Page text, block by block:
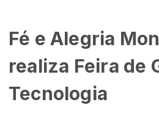
Fé e Alegria
realiza Feira de
Tecnologia